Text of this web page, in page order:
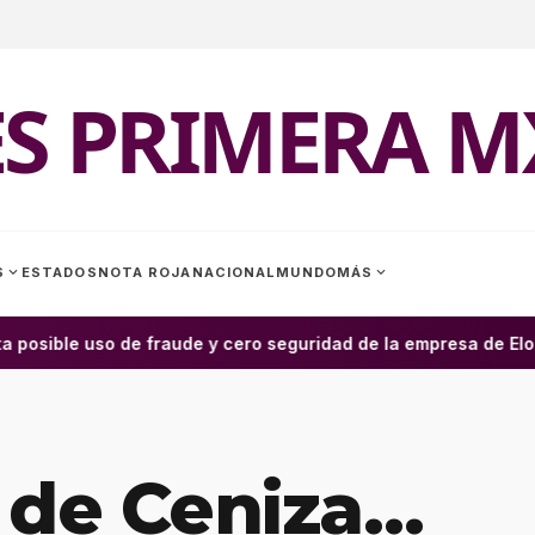
PRIMERA
expand_more ESTADOS NOTA ROJA NACIONAL MUNDOMÁS expand_more
uso de fraude y cero seguridad de la empresa de Elon
Ceniza…